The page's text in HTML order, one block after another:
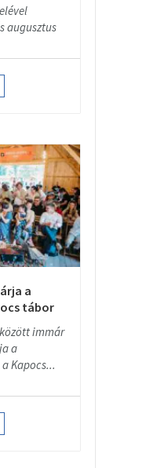
augusztus
a
tábor
immár
a
Kapocs...